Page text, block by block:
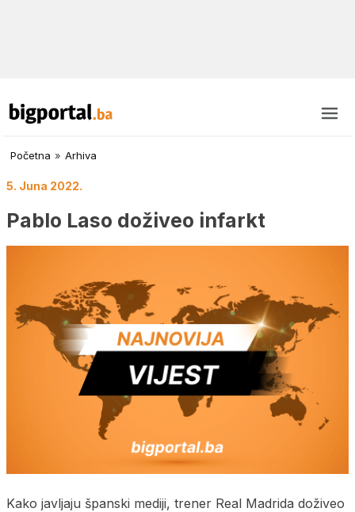
Početna » Arhiva
5. Juna 2022.
Pablo Laso doživeo infarkt
Kako javljaju španski mediji, trener Real Madrida doživeo